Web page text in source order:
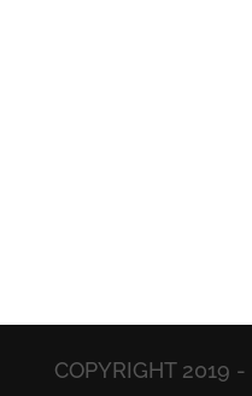
COPYRIGHT 2019 -